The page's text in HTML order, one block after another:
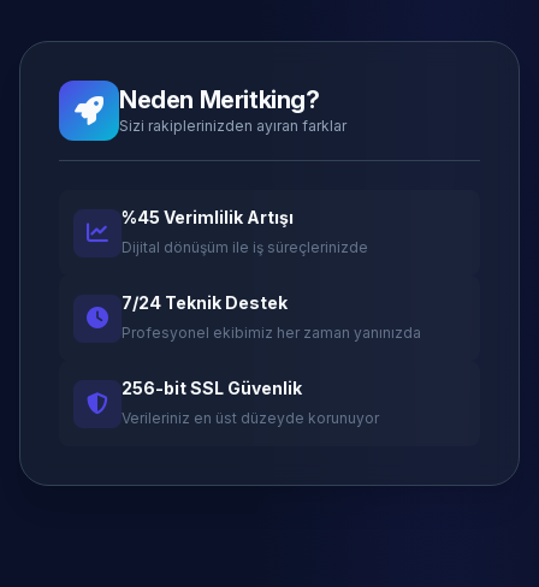
Neden Meritking?
Sizi rakiplerinizden ayıran farklar
%45 Verimlilik Artışı
Dijital dönüşüm ile iş süreçlerinizde
7/24 Teknik Destek
Profesyonel ekibimiz her zaman yanınızda
256-bit SSL Güvenlik
Verileriniz en üst düzeyde korunuyor